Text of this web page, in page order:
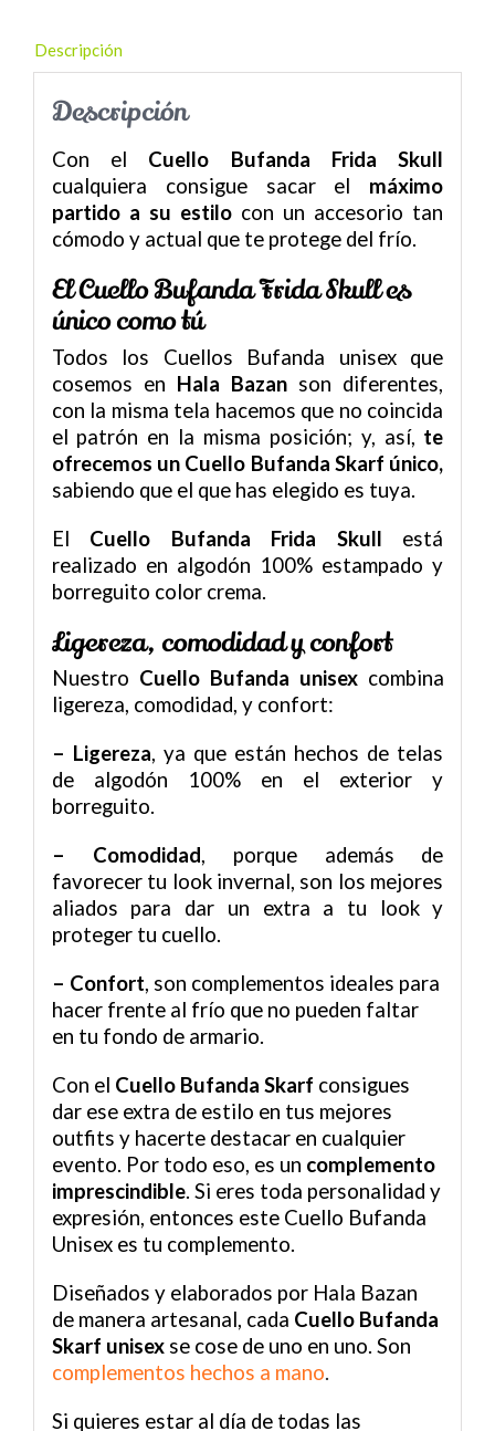
Descripción
Descripción
Con el Cuello Bufanda Frida Skull
cualquiera consigue sacar el máximo
partido a su estilocon un accesorio tan
cómodo y actual que te protege del frío.
El Cuello Bufanda Frida Skull es
único como tú
Todos los Cuellos Bufanda unisex que
cosemos en Hala Bazan son diferentes,
con la misma tela hacemos que no coincida
el patrón en la misma posición; y, así, te
ofrecemos un Cuello Bufanda Skarf único,
sabiendo que el que has elegido es tuya.
El Cuello Bufanda Frida Skull está
realizado en algodón 100% estampado y
borreguito color crema.
Ligereza, comodidad y confort
Nuestro Cuello Bufanda unisexcombina
ligereza, comodidad, y confort:
– Ligereza, ya que están hechos de telas
de algodón 100% en el exterior y
borreguito.
– Comodidad, porque además de
favorecer tu look invernal, son los mejores
aliados para dar un extra a tu look y
proteger tu cuello.
– Confort, son complementos ideales para
hacer frente al frío que no pueden faltar
en tu fondo de armario.
Con el Cuello Bufanda Skarf consigues
dar ese extra de estilo en tus mejores
outfits y hacerte destacar en cualquier
evento. Por todo eso, es un complemento
imprescindible. Si eres toda personalidad y
expresión, entonces este Cuello Bufanda
Unisex es tu complemento.
Diseñados y elaborados por Hala Bazan
de manera artesanal, cada Cuello Bufanda
Skarf unisexse cose de uno en uno. Son
complementos hechos a mano.
Si quieres estar al día de todas las